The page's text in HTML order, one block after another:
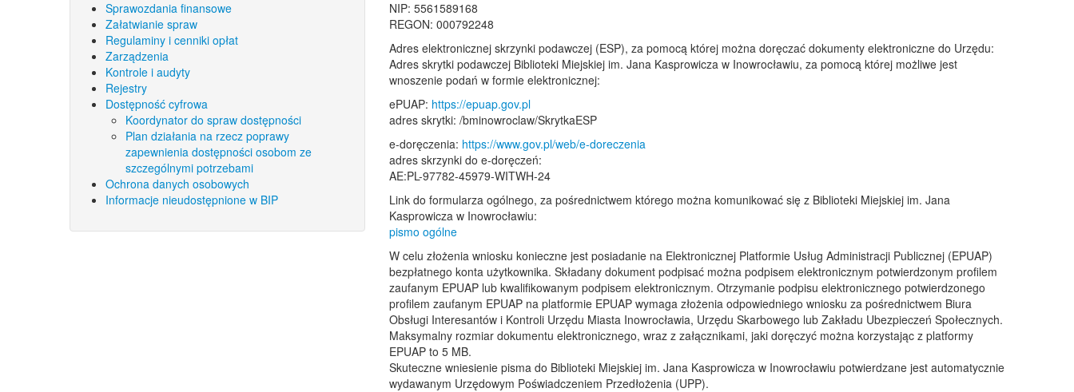
NIP: 5561589168
REGON: 000792248
Adres elektronicznej skrzynki podawczej (ESP), za pomocą której można doręczać dokumenty elektroniczne do Urzędu:
Adres skrytki podawczej Biblioteki Miejskiej im. Jana Kasprowicza w Inowrocławiu, za pomocą której możliwe jest
wnoszenie podań w formie elektronicznej:
ePUAP: https://epuap.gov.pl
adres skrytki: /bminowroclaw/SkrytkaESP
e-doręczenia: https://www.gov.pl/web/e-doreczenia
adres skrzynki do e-doręczeń:
AE:PL-97782-45979-WITWH-24
Link do formularza ogólnego, za pośrednictwem którego można komunikować się z Biblioteki Miejskiej im. Jana
Kasprowicza w Inowrocławiu:
pismo ogólne
W celu złożenia wniosku konieczne jest posiadanie na Elektronicznej Platformie Usług Administracji Publicznej (EPUAP)
bezpłatnego konta użytkownika. Składany dokument podpisać można podpisem elektronicznym potwierdzonym profilem
zaufanym EPUAP lub kwalifikowanym podpisem elektronicznym. Otrzymanie podpisu elektronicznego potwierdzonego
profilem zaufanym EPUAP na platformie EPUAP wymaga złożenia odpowiedniego wniosku za pośrednictwem Biura
Obsługi Interesantów i Kontroli Urzędu Miasta Inowrocławia, Urzędu Skarbowego lub Zakładu Ubezpieczeń Społecznych.
Maksymalny rozmiar dokumentu elektronicznego, wraz z załącznikami, jaki doręczyć można korzystając z platformy
EPUAP to 5 MB.
Skuteczne wniesienie pisma do Biblioteki Miejskiej im. Jana Kasprowicza w Inowrocławiu potwierdzane jest automatycznie
wydawanym Urzędowym Poświadczeniem Przedłożenia (UPP).
Sprawozdania finansowe
Załatwianie spraw
Regulaminy i cenniki opłat
Zarządzenia
Kontrole i audyty
Rejestry
Dostępność cyfrowa
Koordynator do spraw dostępności
Plan działania na rzecz poprawy
zapewnienia dostępności osobom ze
szczególnymi potrzebami
Ochrona danych osobowych
Informacje nieudostępnione w BIP